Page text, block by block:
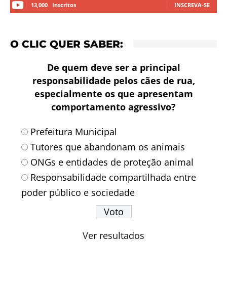
13,000 Inscritos INSCREVA-SE
O CLIC QUER SABER:
De quem deve ser a principal
responsabilidade pelos cães de rua,
especialmente os que apresentam
comportamento agressivo?
Prefeitura Municipal
Tutores que abandonam os animais
ONGs e entidades de proteção animal
Responsabilidade compartilhada entre
poder público e sociedade
Ver resultados